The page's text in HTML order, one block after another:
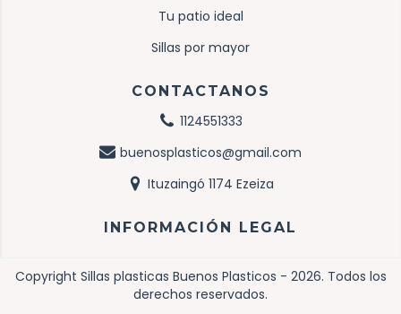
Tu patio ideal
Sillas por mayor
CONTACTANOS
1124551333
buenosplasticos@gmail.com
Ituzaingó 1174 Ezeiza
INFORMACIÓN LEGAL
Copyright Sillas plasticas Buenos Plasticos - 2026. Todos los
derechos reservados.